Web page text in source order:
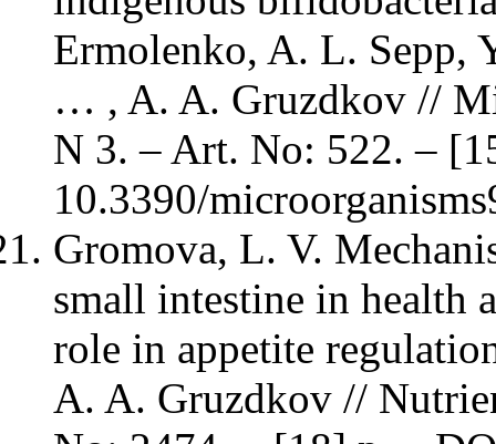
Ermolenko, A. L. Sepp,
… , A. A. Gruzdkov //
N 3. – Art. No: 522. –
10.3390/
Gromova, L. V.
small intestine in health
role in appetite
A. A. Gruzdkov //